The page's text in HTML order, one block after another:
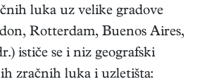
luka uz velike gradove
Rotterdam, Buenos Aires,
ističe se i niz geografski
zračnih luka i uzletišta: